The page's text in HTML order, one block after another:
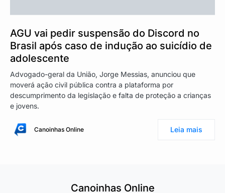
AGU vai pedir suspensão do Discord no
Brasil após caso de indução ao suicídio de
adolescente
Advogado-geral da União, Jorge Messias, anunciou que
moverá ação civil pública contra a plataforma por
descumprimento da legislação e falta de proteção a crianças
e jovens.
Canoinhas Online Leia mais
Canoinhas Online